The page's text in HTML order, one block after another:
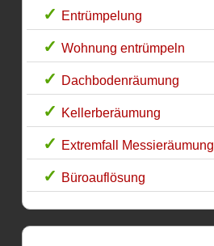
Entrümpelung
Wohnung entrümpeln
Dachbodenräumung
Kellerberäumung
Extremfall Messieräumung
Büroauflösung